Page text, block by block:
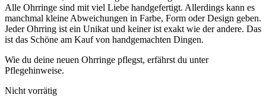
Alle Ohrringe sind mit viel Liebe handgefertigt. Allerdings kann es
manchmal kleine Abweichungen in Farbe, Form oder Design geben.
Jeder Ohrring ist ein Unikat und keiner ist exakt wie der andere. Das
ist das Schöne am Kauf von handgemachten Dingen.
Wie du deine neuen Ohrringe pflegst, erfährst du unter
Pflegehinweise.
Nicht vorrätig